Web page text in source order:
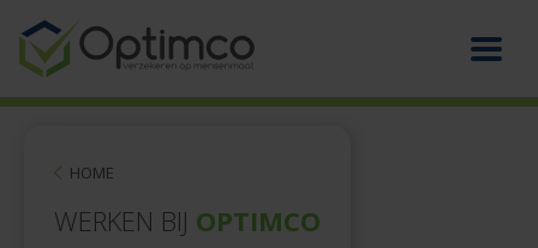
HOME
WERKEN BIJ OPTIMCO